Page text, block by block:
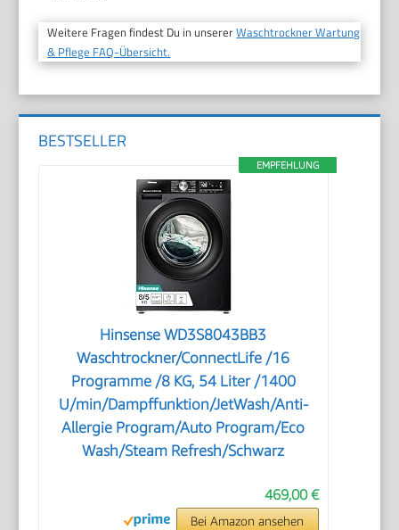
Weitere Fragen findest Du in unsererWaschtrockner Wartung
& Pflege FAQ-Übersicht.
BESTSELLER
EMPFEHLUNG
Hinsense WD3S8043BB3
Waschtrockner/ConnectLife /16
Programme /8 KG, 54 Liter /1400
U/min/Dampffunktion/JetWash/Anti-
Allergie Program/Auto Program/Eco
Wash/Steam Refresh/Schwarz
469,00 €
Bei Amazon ansehen